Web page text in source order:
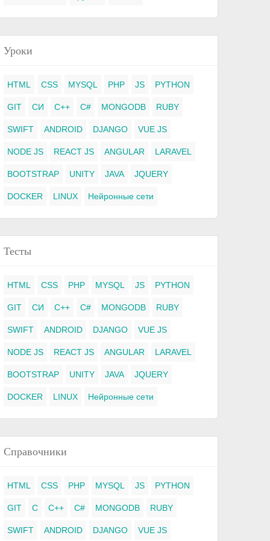
Уроки
HTML CSS MYSQL PHP JS PYTHON
GIT СИ C++ C# MONGODB RUBY
SWIFT ANDROID DJANGO VUE JS
NODE JS REACT JS ANGULAR LARAVEL
BOOTSTRAP UNITY JAVA JQUERY
DOCKER LINUX Нейронные сети
Тесты
HTML CSS PHP MYSQL JS PYTHON
GIT СИ C++ C# MONGODB RUBY
SWIFT ANDROID DJANGO VUE JS
NODE JS REACT JS ANGULAR LARAVEL
BOOTSTRAP UNITY JAVA JQUERY
DOCKER LINUX Нейронные сети
Справочники
HTML CSS PHP MYSQL JS PYTHON
GIT C C++ C# MONGODB RUBY
SWIFT ANDROID DJANGO VUE JS